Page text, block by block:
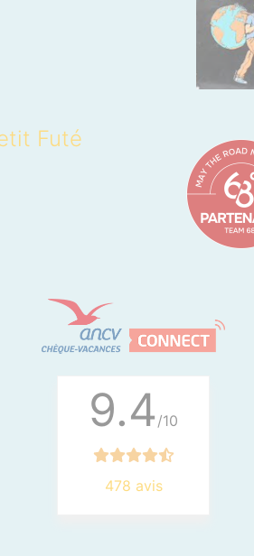
9.4 /10
478 avis